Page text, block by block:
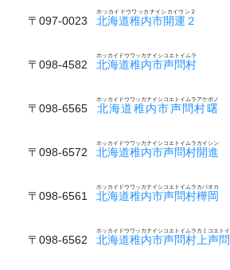
〒097-0023 北海道稚内市開運２
ホッカイドウワッカナイシカイウン２
〒098-4582 北海道稚内市声問村
ホッカイドウワッカナイシコエトイムラ
〒098-6565 北海道稚内市声問村曙
ホッカイドウワッカナイシコエトイムラアケボノ
〒098-6572 北海道稚内市声問村開進
ホッカイドウワッカナイシコエトイムラカイシン
〒098-6561 北海道稚内市声問村樺岡
ホッカイドウワッカナイシコエトイムラカバオカ
〒098-6562 北海道稚内市声問村上声問
ホッカイドウワッカナイシコエトイムラカミコエトイ